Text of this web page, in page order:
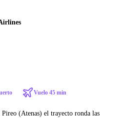
Vuelo 45 min
(Atenas) el trayecto ronda las